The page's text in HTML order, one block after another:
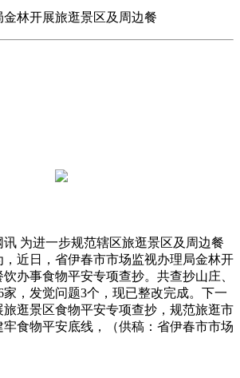
林开展旅逛景区及周边餐
为进一步规范辖区旅逛景区及周边餐
近日，省伊春市市场监视办理局金林开
办事食物平安专项查抄。共查抄山庄、
，发觉问题3个，现已整改完成。下一
逛景区食物平安专项查抄，规范旅逛市
食物平安底线，（供稿：省伊春市市场